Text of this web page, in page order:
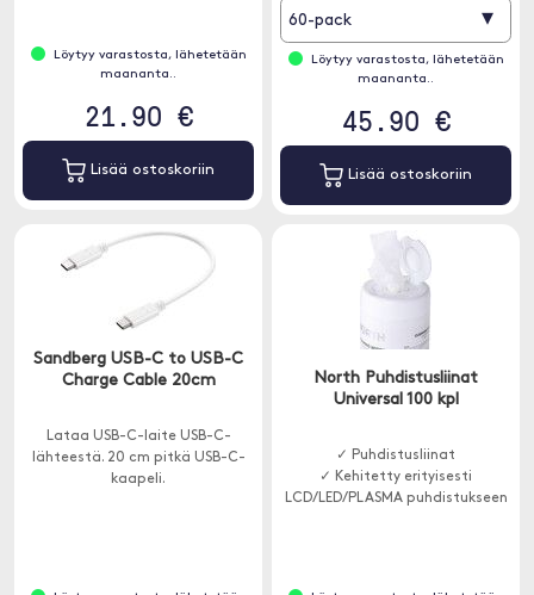
Löytyy varastosta, lähetetään
maananta..
21.90 €
Lisää ostoskoriin
60-pack ▾
Löytyy varastosta, lähetetään
maananta..
45.90 €
Lisää ostoskoriin
Sandberg USB-C to USB-C
Charge Cable 20cm
Lataa USB-C-laite USB-C-
lähteestä. 20 cm pitkä USB-C-
kaapeli.
North Puhdistusliinat
Universal 100 kpl
✓ Puhdistusliinat
✓ Kehitetty erityisesti
LCD/LED/PLASMA puhdistukseen